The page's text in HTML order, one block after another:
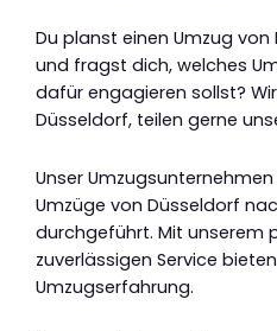
Du planst einen Umzug
und fragst dich, welches
dafür engagieren sollst?
Düsseldorf, teilen gerne
Unser
Umzüge von Düsseldorf
durchgeführt. Mit unserem
zuverlässigen Service
Umzugserfahrung.